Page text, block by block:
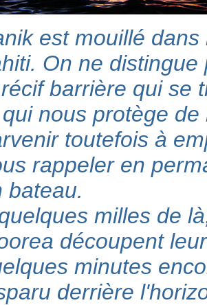
est mouillé
On ne
barrière qui se
nous protège
toutefois à
rappeler en
bateau.
milles de
découpent
minutes
derrière